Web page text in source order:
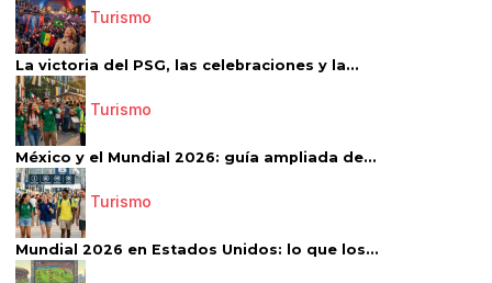
Turismo
La victoria del PSG, las celebraciones y la...
Turismo
México y el Mundial 2026: guía ampliada de...
Turismo
Mundial 2026 en Estados Unidos: lo que los...